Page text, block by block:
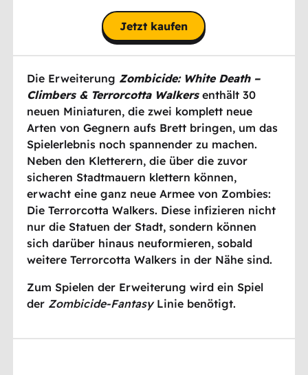
Jetzt kaufen
Die Erweiterung Zombicide: White Death –
Climbers & Terrorcotta Walkersenthält 30
neuen Miniaturen, die zwei komplett neue
Arten von Gegnern aufs Brett bringen, um das
Spielerlebnis noch spannender zu machen.
Neben den Kletterern, die über die zuvor
sicheren Stadtmauern klettern können,
erwacht eine ganz neue Armee von Zombies:
Die Terrorcotta Walkers. Diese infizieren nicht
nur die Statuen der Stadt, sondern können
sich darüber hinaus neuformieren, sobald
weitere Terrorcotta Walkers in der Nähe sind.
Zum Spielen der Erweiterung wird ein Spiel
der Zombicide-FantasyLinie benötigt.